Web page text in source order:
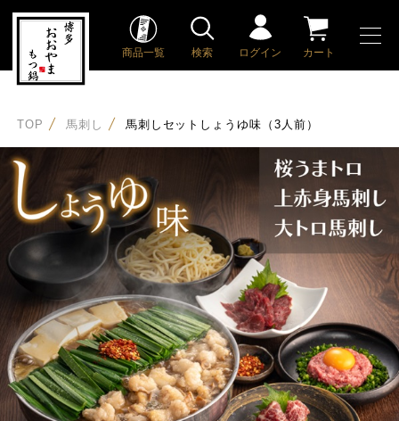
商品一覧 検索 ログイン カート
TOP 馬刺し 馬刺しセットしょうゆ味（3人前）